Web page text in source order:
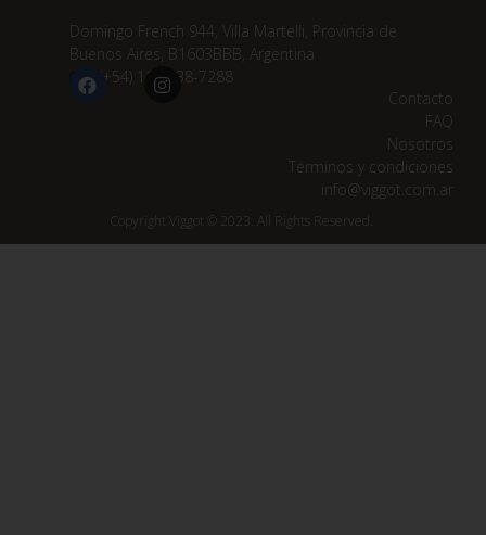
Domingo French 944, Villa Martelli, Provincia de
Buenos Aires, B1603BBB, Argentina
(+54) 11 3838-7288
Contacto
FAQ
Nosotros
Términos y condiciones
info@viggot.com.ar
Copyright Viggot © 2023. All Rights Reserved.